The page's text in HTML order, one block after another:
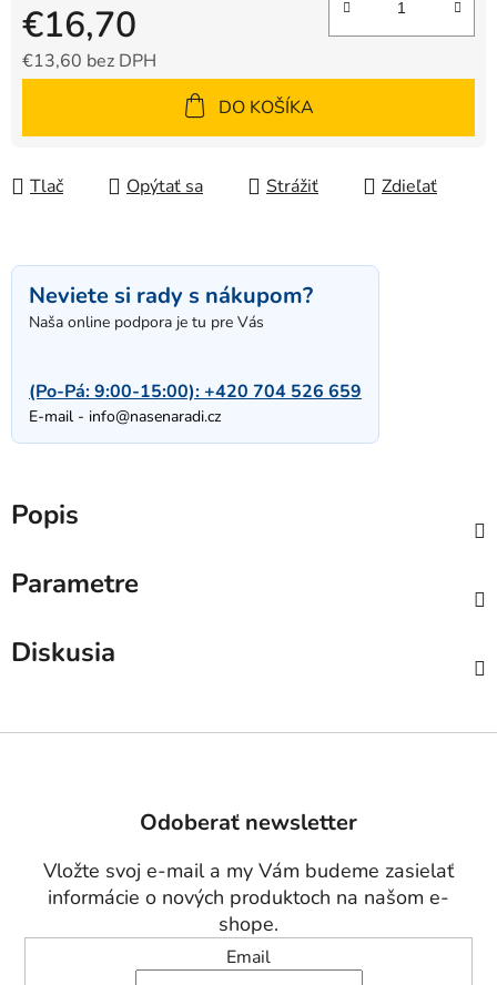
€16,70
€13,60 bez DPH
DO KOŠÍKA
Tlač Opýtať sa Strážiť Zdieľať
Neviete si rady s nákupom?
Naša online podpora je tu pre Vás
(Po-Pá: 9:00-15:00):+420 704 526 659
E-mail - info@nasenaradi.cz
Popis
Parametre
Diskusia
Odoberať newsletter
Vložte svoj e-mail a my Vám budeme zasielať
informácie o nových produktoch na našom e-
shope.
Email